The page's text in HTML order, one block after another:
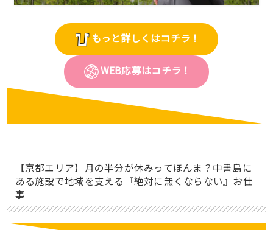
もっと詳しくはコチラ！
WEB応募はコチラ！
【京都エリア】月の半分が休みってほんま？中書島に
ある施設で地域を支える『絶対に無くならない』お仕
事